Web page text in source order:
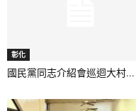
彰化
國民黨同志介紹會巡迴大村...